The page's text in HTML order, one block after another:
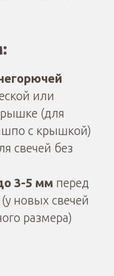
или
(для
с крышкой)
свечей без
3-5 мм перед
новых свечей
размера)